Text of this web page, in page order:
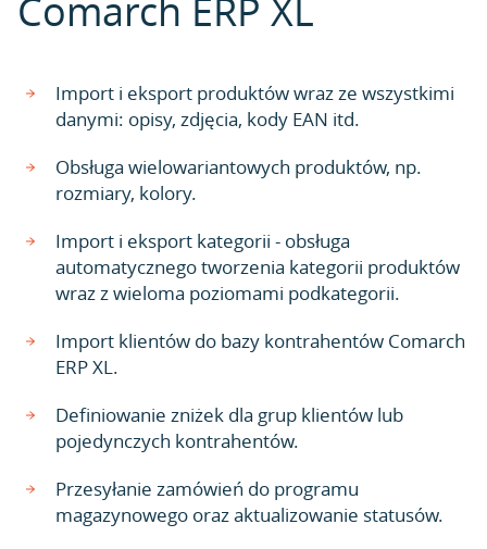
Comarch ERP XL
Import i eksport produktów wraz ze wszystkimi
danymi: opisy, zdjęcia, kody EAN itd.
Obsługa wielowariantowych produktów, np.
rozmiary, kolory.
Import i eksport kategorii - obsługa
automatycznego tworzenia kategorii produktów
wraz z wieloma poziomami podkategorii.
Import klientów do bazy kontrahentów Comarch
ERP XL.
Definiowanie zniżek dla grup klientów lub
pojedynczych kontrahentów.
Przesyłanie zamówień do programu
magazynowego oraz aktualizowanie statusów.